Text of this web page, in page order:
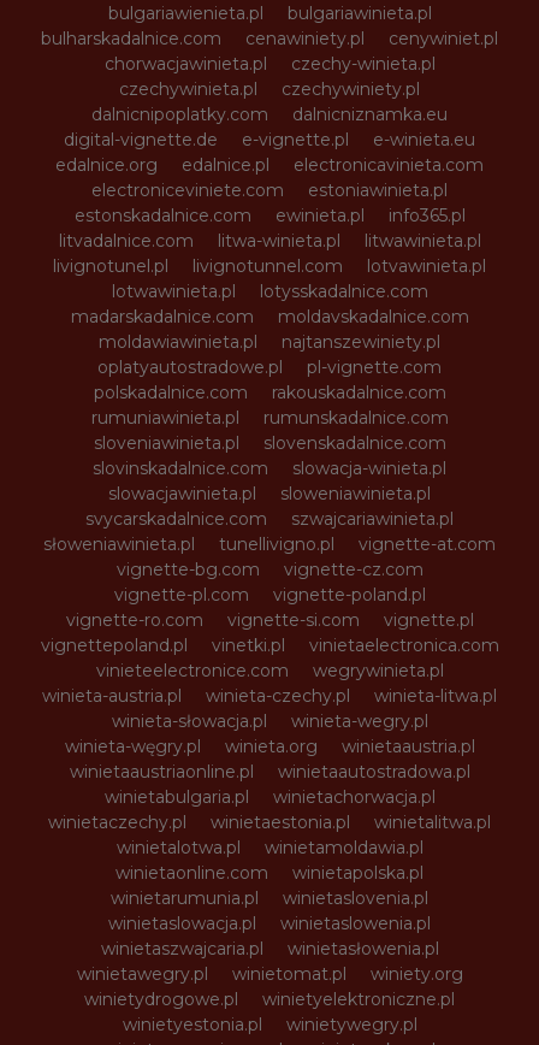
bulgariawienieta.pl
bulgariawinieta.pl
bulharskadalnice.com
cenawiniety.pl
cenywiniet.pl
chorwacjawinieta.pl
czechy-winieta.pl
czechywinieta.pl
czechywiniety.pl
dalnicnipoplatky.com
dalnicniznamka.eu
digital-vignette.de
e-vignette.pl
e-winieta.eu
edalnice.org
edalnice.pl
electronicavinieta.com
electroniceviniete.com
estoniawinieta.pl
estonskadalnice.com
ewinieta.pl
info365.pl
litvadalnice.com
litwa-winieta.pl
litwawinieta.pl
livignotunel.pl
livignotunnel.com
lotvawinieta.pl
lotwawinieta.pl
lotysskadalnice.com
madarskadalnice.com
moldavskadalnice.com
moldawiawinieta.pl
najtanszewiniety.pl
oplatyautostradowe.pl
pl-vignette.com
polskadalnice.com
rakouskadalnice.com
rumuniawinieta.pl
rumunskadalnice.com
sloveniawinieta.pl
slovenskadalnice.com
slovinskadalnice.com
slowacja-winieta.pl
slowacjawinieta.pl
sloweniawinieta.pl
svycarskadalnice.com
szwajcariawinieta.pl
słoweniawinieta.pl
tunellivigno.pl
vignette-at.com
vignette-bg.com
vignette-cz.com
vignette-pl.com
vignette-poland.pl
vignette-ro.com
vignette-si.com
vignette.pl
vignettepoland.pl
vinetki.pl
vinietaelectronica.com
vinieteelectronice.com
wegrywinieta.pl
winieta-austria.pl
winieta-czechy.pl
winieta-litwa.pl
winieta-słowacja.pl
winieta-wegry.pl
winieta-węgry.pl
winieta.org
winietaaustria.pl
winietaaustriaonline.pl
winietaautostradowa.pl
winietabulgaria.pl
winietachorwacja.pl
winietaczechy.pl
winietaestonia.pl
winietalitwa.pl
winietalotwa.pl
winietamoldawia.pl
winietaonline.com
winietapolska.pl
winietarumunia.pl
winietaslovenia.pl
winietaslowacja.pl
winietaslowenia.pl
winietaszwajcaria.pl
winietasłowenia.pl
winietawegry.pl
winietomat.pl
winiety.org
winietydrogowe.pl
winietyelektroniczne.pl
winietyestonia.pl
winietywegry.pl